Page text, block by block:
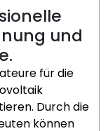
und
für die
Durch die
können